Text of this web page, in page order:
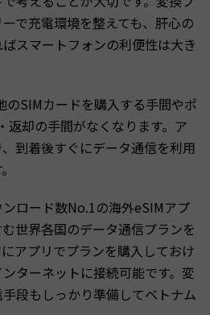
で充電環境を整えても、肝心の
スマートフォンの利便性は大き
のSIMカードを購入する手間やポ
返却の手間がなくなります。ア
到着後すぐにデータ通信を利用
ロード数No.1の海外eSIMアプ
世界各国のデータ通信プランを
アプリでプランを購入しておけ
ターネットに接続可能です。変
段もしっかり準備してベトナム